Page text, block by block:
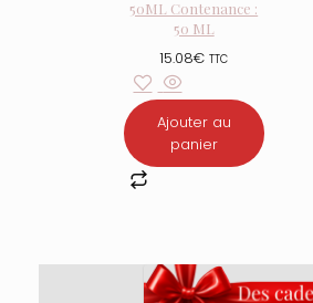
50ML Contenance :
50 ML
15.08€ TTC
Ajouter au
panier